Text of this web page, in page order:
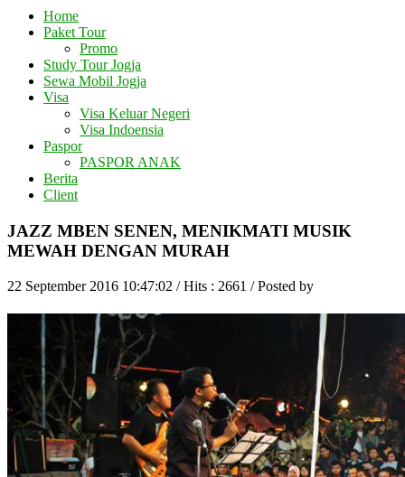
Home
Paket Tour
Promo
Study Tour Jogja
Sewa Mobil Jogja
Visa
Visa Keluar Negeri
Visa Indoensia
Paspor
PASPOR ANAK
Berita
Client
JAZZ MBEN SENEN, MENIKMATI MUSIK
MEWAH DENGAN MURAH
22 September 2016 10:47:02 / Hits : 2661 / Posted by